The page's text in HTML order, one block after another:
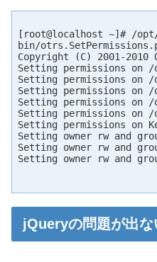
[root@localhost ~]# /
bin/
Copyright (C) 2001-
Setting permissions on
Setting permissions on
Setting permissions on
Setting permissions
Setting permissions
Setting permissions on
Setting owner rw and
Setting owner rw and
Setting owner rw and
jQueryの問題が出な